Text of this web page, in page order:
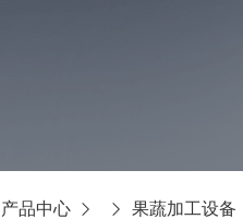
产品中心 果蔬加工设备